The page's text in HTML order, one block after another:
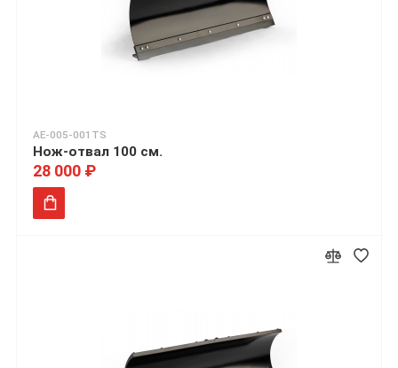
AE-005-001TS
Нож-отвал 100 см.
28 000 ₽